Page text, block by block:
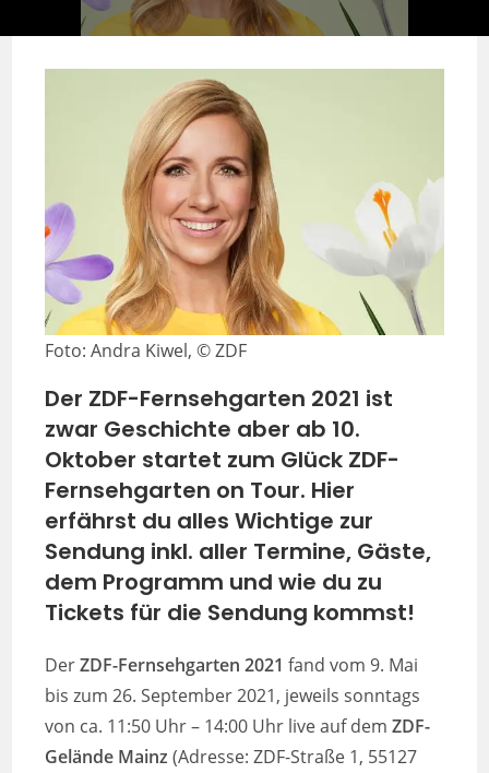
Foto: Andra Kiwel, © ZDF
Der ZDF-Fernsehgarten 2021 ist
zwar Geschichte aber ab 10.
Oktober startet zum Glück ZDF-
Fernsehgarten on Tour. Hier
erfährst du alles Wichtige zur
Sendung inkl. aller Termine, Gäste,
dem Programm und wie du zu
Tickets für die Sendung kommst!
DerZDF-Fernsehgarten 2021 fand vom 9. Mai
bis zum 26. September 2021, jeweils sonntags
von ca. 11:50 Uhr – 14:00 Uhr live auf demZDF-
Gelände Mainz(Adresse: ZDF-Straße 1, 55127